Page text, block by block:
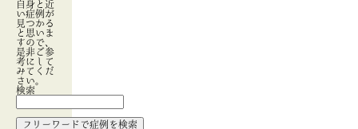
自身と近
い症例が
見つかる
と思いま
すので、
是非ご参
考にして
みてくだ
さい。
検索